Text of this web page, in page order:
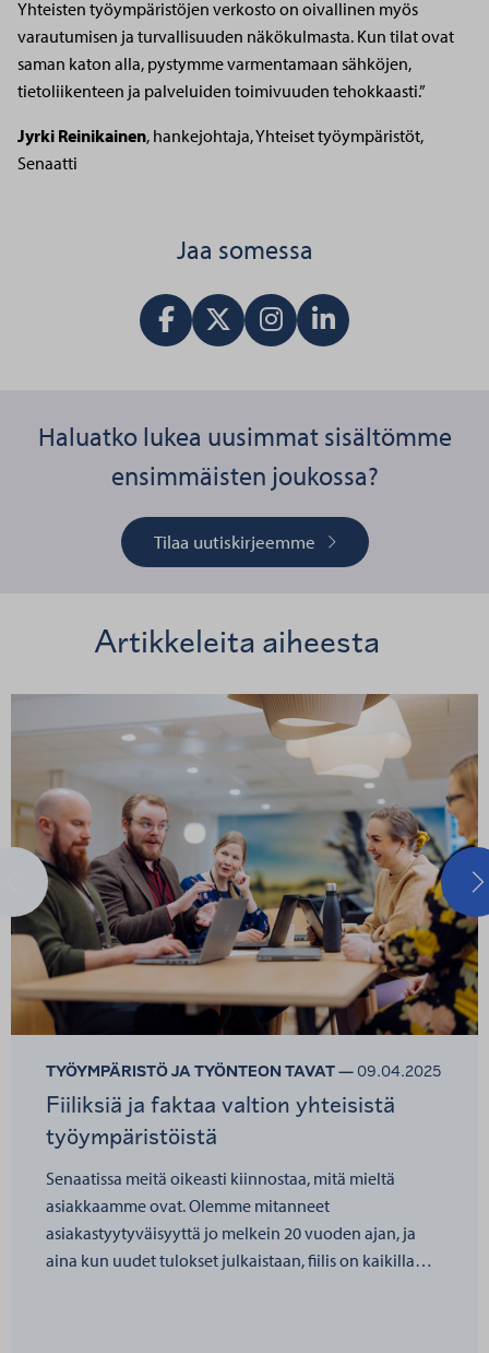
Yhteisten työympäristöjen verkosto on oivallinen myös
varautumisen ja turvallisuuden näkökulmasta. Kun tilat ovat
saman katon alla, pystymme varmentamaan sähköjen,
tietoliikenteen ja palveluiden toimivuuden tehokkaasti.”
Jyrki Reinikainen, hankejohtaja,Yhteiset työympäristöt,
Senaatti
Jaa somessa
Haluatko lukea uusimmat sisältömme
ensimmäisten joukossa?
Tilaa uutiskirjeemme
Artikkeleita aiheesta
Edellinen
TYÖYMPÄRISTÖ JA TYÖNTEON TAVAT — 09.04.2025
Fiiliksiä ja faktaa valtion yhteisistä
työympäristöistä
Senaatissa meitä oikeasti kiinnostaa, mitä mieltä
asiakkaamme ovat. Olemme mitanneet
asiakastyytyväisyyttä jo melkein 20 vuoden ajan, ja
aina kun uudet tulokset julkaistaan, fiilis on kaikilla…